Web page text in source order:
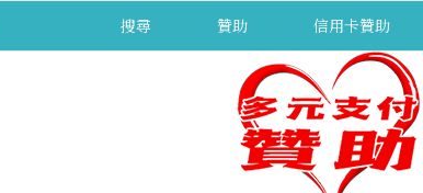
搜尋 贊助 信用卡贊助